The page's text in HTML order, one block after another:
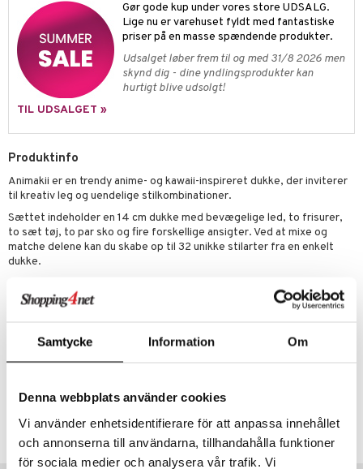
Samtycke Information Om
Denna webbplats använder cookies
Vi använder enhetsidentifierare för att anpassa innehållet
och annonserna till användarna, tillhandahålla funktioner
för sociala medier och analysera vår trafik. Vi
Gør gode kup under vores store UDSALG.
Lige nu er varehuset fyldt med fantastiske
priser på en masse spændende produkter.
Udsalget løber frem til og med 31/8 2026 men
skynd dig - dine yndlingsprodukter kan
hurtigt blive udsolgt!
TIL UDSALGET »
Produktinfo
Animakii er en trendy anime- og kawaii-inspireret dukke, der inviterer
til kreativ leg og uendelige stilkombinationer.
Sættet indeholder en 14 cm dukke med bevægelige led, to frisurer,
to sæt tøj, to par sko og fire forskellige ansigter. Ved at mixe og
matche delene kan du skabe op til 32 unikke stilarter fra en enkelt
dukke.
fantasi, og med flere dukker overstiger kombinationsmulighederne
Øvrigt
5 år+
Artikelnr.
TAY88-1-XX
- Fortidsdyr
- Heste
- Wild Life
Prinsesser
Gris
Kitty
Muh
Patrol
& Køkkenredskaber
Bluey
City
Classic
Creator
Disney
Disney Princess
Friends
Ninjago
Speed Champions
Spidey